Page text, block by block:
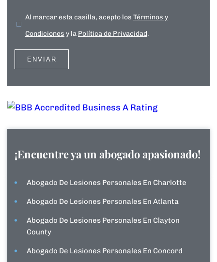
Al marcar esta casilla, acepto los Términos y
Condiciones y la Política de Privacidad.
¡Encuentre ya un abogado apasionado!
Abogado De Lesiones Personales En Charlotte
Abogado De Lesiones Personales En Atlanta
Abogado De Lesiones Personales En Clayton
County
Abogado De Lesiones Personales En Concord